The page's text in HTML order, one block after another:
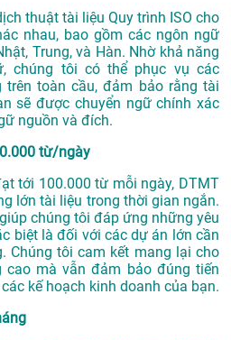
thuật tài liệu Quy trình ISO cho
nhau, bao gồm các ngôn ngữ
Trung, và Hàn. Nhờ khả năng
chúng tôi có thể phục vụ các
trên toàn cầu, đảm bảo rằng tài
sẽ được chuyển ngữ chính xác
nguồn và đích.
từ/ngày
tới 100.000 từ mỗi ngày, DTMT
lớn tài liệu trong thời gian ngắn.
chúng tôi đáp ứng những yêu
biệt là đối với các dự án lớn cần
Chúng tôi cam kết mang lại cho
cao mà vẫn đảm bảo đúng tiến
kế hoạch kinh doanh của bạn.